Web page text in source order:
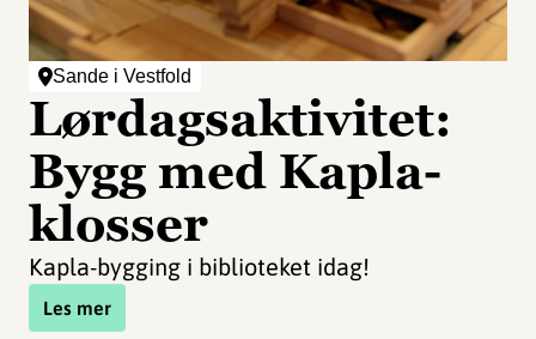
Sande i Vestfold
Lørdagsaktivitet:
Bygg med Kapla-
klosser
Kapla-bygging i biblioteket idag!
Les mer